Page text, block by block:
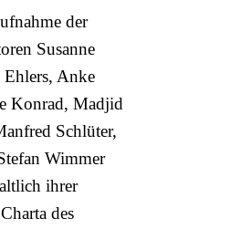
der
Susanne
Anke
Konrad, Madjid
Schlüter,
Wimmer
ihrer
des